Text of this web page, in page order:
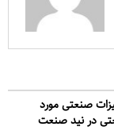
صنعتی مورد
در نید صنعت